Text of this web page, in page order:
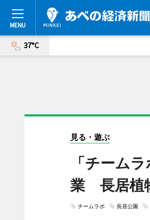
37°C
見る・遊ぶ
「チーム
業 長居植
チームラボ 長居公園